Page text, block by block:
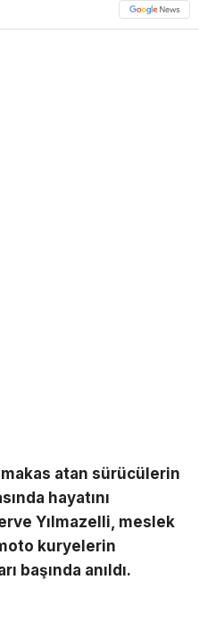
atan sürücülerin
hayatını
Yılmazelli, meslek
kuryelerin
başında anıldı.